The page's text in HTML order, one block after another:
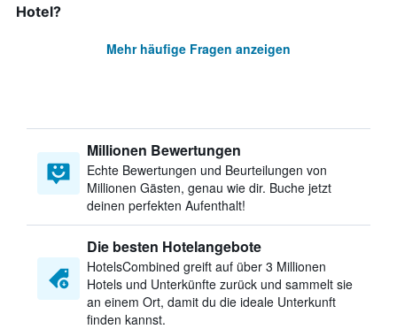
Hotel?
Mehr häufige Fragen anzeigen
Millionen Bewertungen
Echte Bewertungen und Beurteilungen von
Millionen Gästen, genau wie dir. Buche jetzt
deinen perfekten Aufenthalt!
Die besten Hotelangebote
HotelsCombined greift auf über 3 Millionen
Hotels und Unterkünfte zurück und sammelt sie
an einem Ort, damit du die ideale Unterkunft
finden kannst.